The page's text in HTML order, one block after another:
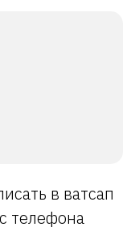
в ватсап
телефона